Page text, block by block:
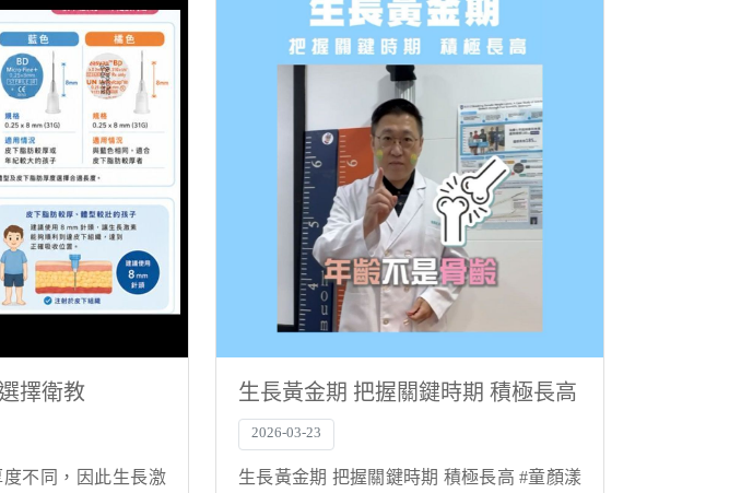
擇衛教
不同，因此生長激
生長黃金期 把握關鍵時期 積極長高
2026-03-23
生長黃金期 把握關鍵時期 積極長高 #童顏漾